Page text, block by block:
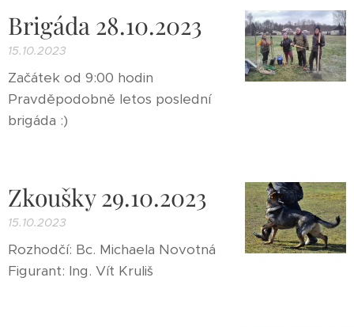
Brigáda 28.10.2023
15.10.2023
Začátek od 9:00 hodin
Pravděpodobně letos poslední
brigáda :)
Zkoušky 29.10.2023
15.10.2023
Rozhodčí: Bc. Michaela Novotná
Figurant: Ing. Vít Kruliš